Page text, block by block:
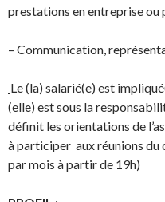
prestations en entreprise ou
– Communication,
Le (la) salarié(e) est
(elle) est sous la
définit les orientations de
à participer aux réunions du
par mois à partir de 19h)